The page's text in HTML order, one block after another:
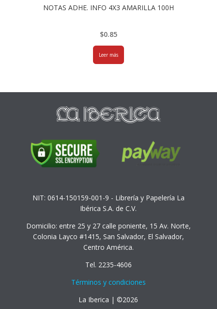
NOTAS ADHE. INFO 4X3 AMARILLA 100H
$0.85
Leer más
NIT: 0614-150159-001-9 - Librería y Papelería La
Ibérica S.A. de C.V.
Domicilio: entre 25 y 27 calle poniente, 15 Av. Norte,
Colonia Layco #1415, San Salvador, El Salvador,
Centro América.
Tel. 2235-4606
Términos y condiciones
La Iberica | ©2026